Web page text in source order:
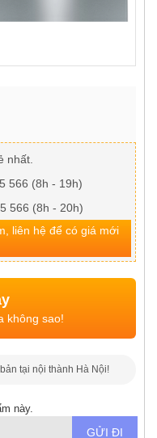
nhất.
566 (8h - 19h)
566 (8h - 20h)
liên hệ để có giá mới
không sao!
tại nội thành Hà Nội!
này.